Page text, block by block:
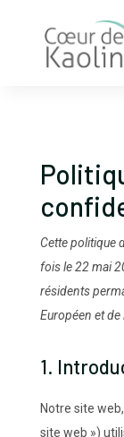
Cette politique
fois le 22 mai
résidents
Européen et de
1.
Notre site web,
site web »)